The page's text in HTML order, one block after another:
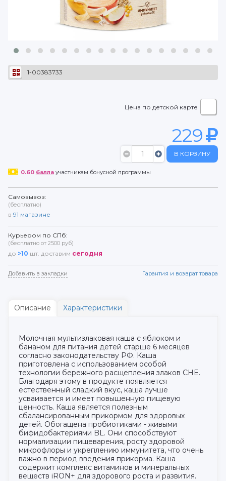
1-00383733
Цена по детской карте
229
В КОРЗИНУ
0.60 баллаучастникам бонусной программы
Самовывоз:
(бесплатно)
в 91 магазине
Курьером по СПб:
(бесплатно от 2500 руб)
до >10 шт. доставим сегодня
Добавить в закладки Гарантия и возврат товара
Описание Характеристики
Молочная мультизлаковая каша с яблоком и
бананом для питания детей старше 6 месяцев
согласно законодательству РФ. Каша
приготовлена с использованием особой
технологии бережного расщепления злаков CHE.
Благодаря этому в продукте появляется
естественный сладкий вкус, каша лучше
усваивается и имеет повышенную пищевую
ценность. Каша является полезным
сбалансированным прикормом для здоровых
детей. Обогащена пробиотиками - живыми
бифидобактериями BL. Они способствуют
нормализации пищеварения, росту здоровой
микрофлоры и укреплению иммунитета, что очень
важно в период введения прикорма. Каша
содержит комплекс витаминов и минеральных
веществ iRON+ для здорового роста и развития.